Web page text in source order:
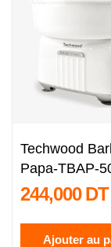
Techwood
Papa-TBAP-
244,000 DT
Ajouter au